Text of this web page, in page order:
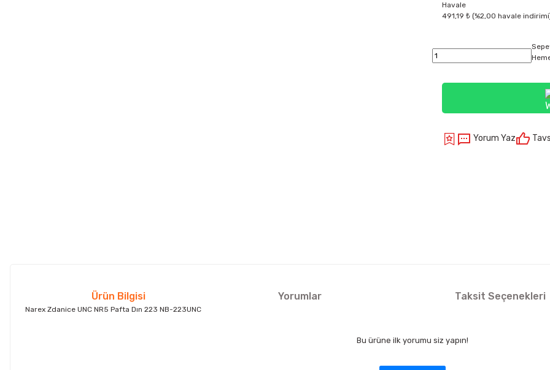
Havale
491,19 ₺ (%2,00 havale
Yorum Yaz
Ürün Bilgisi Yorumlar Taksit Seçenekleri
Narex Zdanice UNC NR5 Pafta Dın 223 NB-223UNC
Bu ürüne ilk yorumu siz yapın!